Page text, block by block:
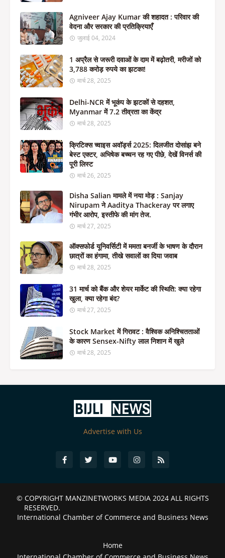
Agniveer Ajay Kumar की शहादत : परिवार की
वेदना और सरकार की प्रतिक्रियाएँ
जुलाई 04, 2024
1 अप्रैल से जरूरी दवाओं के दाम में बढ़ोतरी, मरीजों को
3,788 करोड़ रुपये का झटका!
मार्च 28, 2025
Delhi-NCR में भूकंप के झटकों से दहशत,
Myanmar में 7.2 तीव्रता का केंद्र
मार्च 28, 2025
क्रिटिक्स च्वाइस अवॉर्ड्स 2025: दिलजीत दोसांझ बने
बेस्ट एक्टर, अभिषेक बच्चन रह गए पीछे, देखें विनर्स की
पूरी लिस्ट
मार्च 26, 2025
Disha Salian मामले में नया मोड़ : Sanjay
Nirupam ने Aaditya Thackeray पर लगाए
गंभीर आरोप, इस्तीफे की मांग तेज.
मार्च 27, 2025
ऑक्सफोर्ड यूनिवर्सिटी में ममता बनर्जी के भाषण के दौरान
छात्रों का हंगामा, तीखे सवालों का दिया जवाब
मार्च 28, 2025
31 मार्च को बैंक और शेयर मार्केट की स्थिति: क्या रहेगा
खुला, क्या रहेगा बंद?
मार्च 27, 2025
Stock Market में गिरावट : वैश्विक अनिश्चितताओं
के कारण Sensex-Nifty लाल निशान में खुले
मार्च 28, 2025
Advertise with Us
© COPYRIGHT MANZINETWORKS MEDIA 2024ALL RIGHTS
RESERVED.
International Chamber of Commerce and Business News
Home